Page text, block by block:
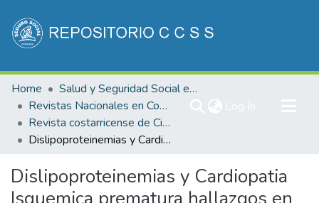
Communities & Collections
All of DSpace
Statistics
Home
Salud y Seguridad Social en Costa Rica
Revistas Nacionales en Costa Rica
Revista costarricense de Ciencias Médicas
Dislipoproteinemias y Cardiopatia Isquemica prematura hallazgos en 130 casos
Dislipoproteinemias y Cardiopatia